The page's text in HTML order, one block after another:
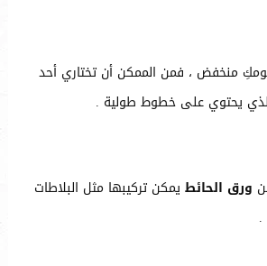
منخفض ، فمن الممكن أن تختاري أحد
الذي يحتوي على خطوط طولية .
ورق الحائط يمكن تركيبها مثل البلاطات
.